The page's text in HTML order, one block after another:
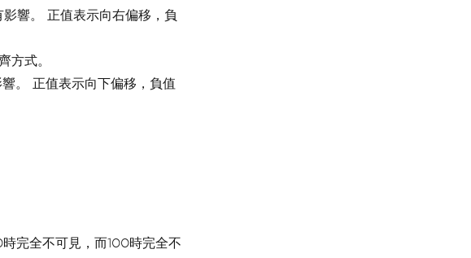
響。 正值表示向右偏移，負
方式。
。 正值表示向下偏移，負值
完全不可見，而100時完全不